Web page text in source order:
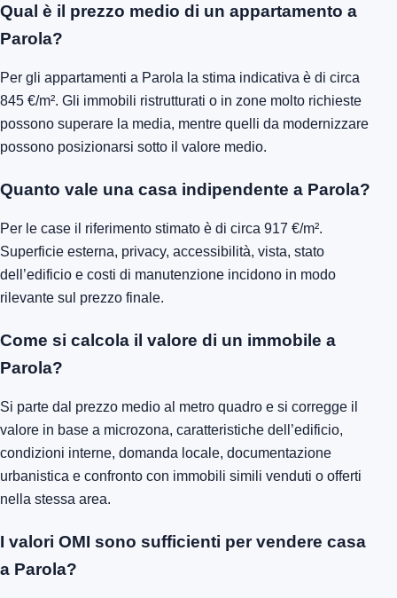
Qual è il prezzo medio di un appartamento a
Parola?
Per gli appartamenti a Parola la stima indicativa è di circa
845 €/m². Gli immobili ristrutturati o in zone molto richieste
possono superare la media, mentre quelli da modernizzare
possono posizionarsi sotto il valore medio.
Quanto vale una casa indipendente a Parola?
Per le case il riferimento stimato è di circa 917 €/m².
Superficie esterna, privacy, accessibilità, vista, stato
dell’edificio e costi di manutenzione incidono in modo
rilevante sul prezzo finale.
Come si calcola il valore di un immobile a
Parola?
Si parte dal prezzo medio al metro quadro e si corregge il
valore in base a microzona, caratteristiche dell’edificio,
condizioni interne, domanda locale, documentazione
urbanistica e confronto con immobili simili venduti o offerti
nella stessa area.
I valori OMI sono sufficienti per vendere casa
a Parola?